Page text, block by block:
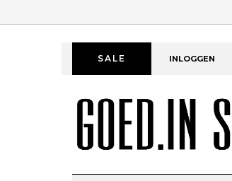
SALE INLOGGEN